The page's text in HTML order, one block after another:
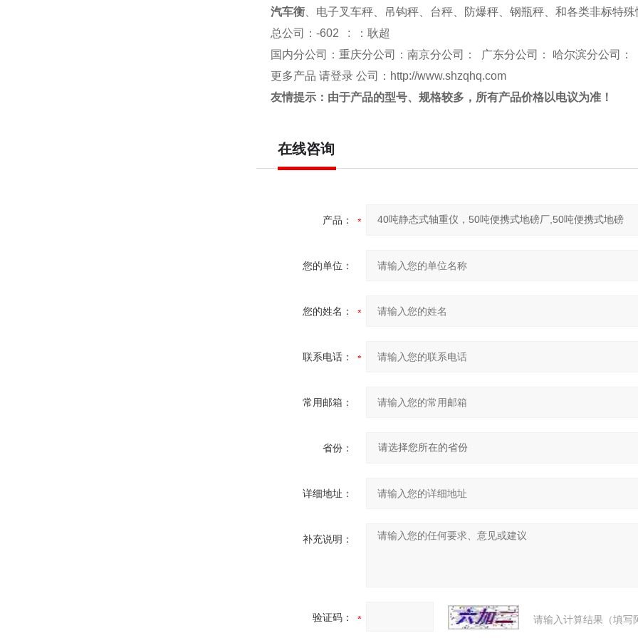
汽车衡 、电子叉车秤、吊钩秤、台秤、防爆秤、钢瓶秤、和各类非标特
总公司
：-602 : ：耿超
国内分公司：重庆分公司：南京分公司： 广东分公司： 哈尔滨分公司：
更多产品 请登录 公司： http://www.shzqhq.com
友情提示：由于产品的型号、规格较多，所有产品价格以电议为准！
在线咨询
产品：
您的单位：
您的姓名：
联系电话：
常用邮箱：
省份：
详细地址：
补充说明：
验证码： 请输入计算结果（填写